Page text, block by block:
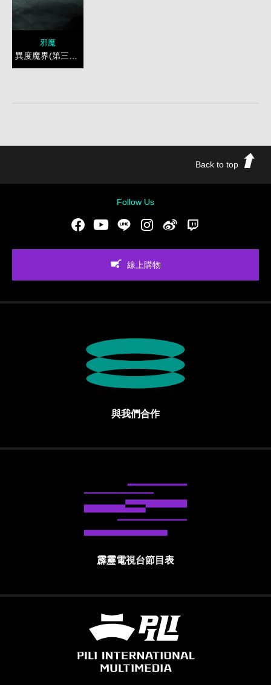
邪魔
Back to top
Follow Us
FacebookYoutubeLINE Instgram新浪微博
線上購物
與我們合作
霹靂電視台節目表
霹靂國際多媒體股份有限公司 PILI